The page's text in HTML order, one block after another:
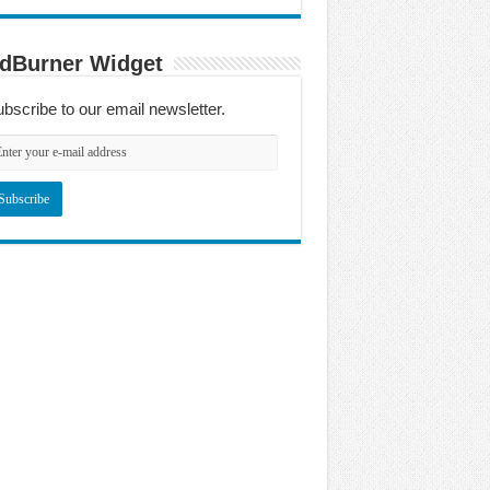
Widget
to our email newsletter.